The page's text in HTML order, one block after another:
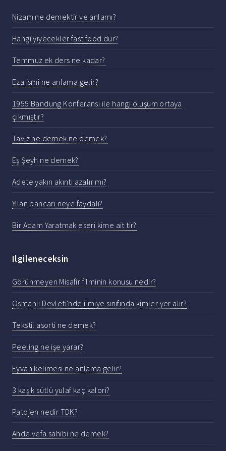
Nizam ne demektir ve anlamı?
Hangi yiyecekler fast food dur?
Temmuz ek ders ne kadar?
Eza ismi ne anlama gelir?
1955 Bandung Konferansı ile hangi oluşum ortaya
çıkmıştır?
Taviz ne demek ne demek?
Eş Şeyh ne demek?
Adete yakın akıntı azalır mı?
Yılan pancarı neye faydalı?
Bir Adam Yaratmak eseri kime ait tir?
Ilgileneceksin
Görünmeyen Misafir filminin konusu nedir?
Osmanlı Devleti'nde ilmiye sınıfında kimler yer alır?
Tekstil asorti ne demek?
Peeling ne işe yarar?
Eyvan kelimesi ne anlama gelir?
3 kaşık sütlü yulaf kaç kalori?
Patojen nedir TDK?
Ahde vefa sahibi ne demek?